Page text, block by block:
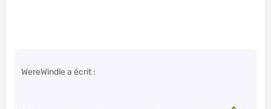
WereWindle a écrit :